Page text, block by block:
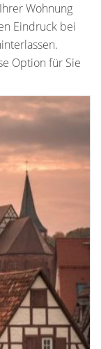
Wohnung
Eindruck bei
Option für Sie